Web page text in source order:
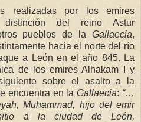
realizadas por los emires
del reino Astur
pueblos de
la Gallaecia,
hacia el norte del río
a León en el año 845. La
de los emires Alhakam I y
sobre el asalto a la
encuentra en laGallaecia: “…
, Muhammad, hijo del emir
a la ciudad de León,